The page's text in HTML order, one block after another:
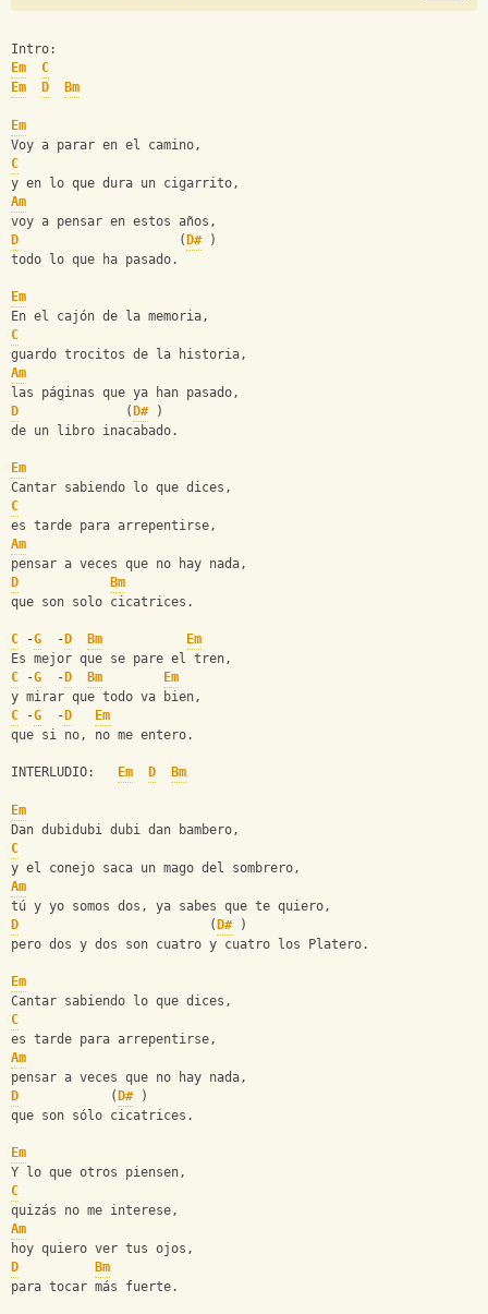
Intro:
Em
C
Em
D Bm
Em
Voy a parar en el camino,
C
y en lo que dura un cigarrito,
Am
voy a pensar en estos años,
D
                     (
D# )
todo lo que ha pasado.
Em
En el cajón de la memoria,
C
guardo trocitos de la historia,
Am
las páginas que ya han pasado,
D
              (
D# )
de un libro inacabado.
Em
Cantar sabiendo lo que dices,
C
es tarde para arrepentirse,
Am
pensar a veces que no hay nada,
D
Bm
que son solo cicatrices.
C -G
  -
D Bm
Em
Es mejor que se pare el tren,
C -G
  -
D Bm
Em
y mirar que todo va bien,
C -G
  -
D
Em
que si no, no me entero.
INTERLUDIO: Em D Bm
Em
Dan dubidubi dubi dan bambero,
C
y el conejo saca un mago del sombrero,
Am
tú y yo somos dos, ya sabes que te quiero,
D
                         (
D# )
pero dos y dos son cuatro y cuatro los Platero.
Em
Cantar sabiendo lo que dices,
C
es tarde para arrepentirse,
Am
pensar a veces que no hay nada,
D
            (
D# )
que son sólo cicatrices.
Em
Y lo que otros piensen,
C
quizás no me interese,
Am
hoy quiero ver tus ojos,
D
Bm
para tocar más fuerte.